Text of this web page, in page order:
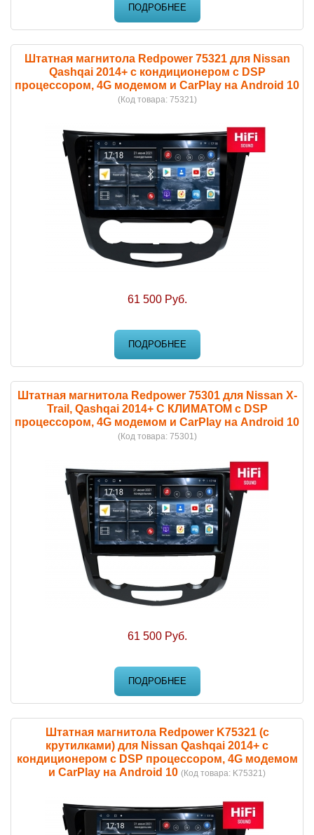
ПОДРОБНЕЕ
Штатная магнитола Redpower 75321 для Nissan
Qashqai 2014+ с кондиционером с DSP
процессором, 4G модемом и CarPlay на Android 10
(Код товара: 75321)
61 500 Руб.
ПОДРОБНЕЕ
Штатная магнитола Redpower 75301 для Nissan X-
Trail, Qashqai 2014+ С КЛИМАТОМ с DSP
процессором, 4G модемом и CarPlay на Android 10
(Код товара: 75301)
61 500 Руб.
ПОДРОБНЕЕ
Штатная магнитола Redpower K75321 (с
крутилками) для Nissan Qashqai 2014+ с
кондиционером с DSP процессором, 4G модемом
и CarPlay на Android 10 (Код товара: K75321)